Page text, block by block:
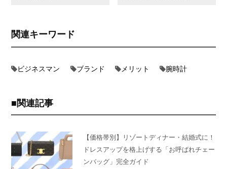
関連キーワード
ビジネスマン ブランド メリット 腕時計
関連記事
【価格帯別】リゾートディナー・結婚式に！
ドレスアップを格上げする「お呼ばれチェー
ンバッグ」完全ガイド